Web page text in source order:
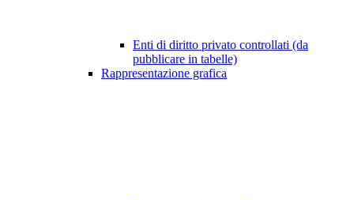
Enti di diritto privato controllati (da
pubblicare in tabelle)
Rappresentazione grafica